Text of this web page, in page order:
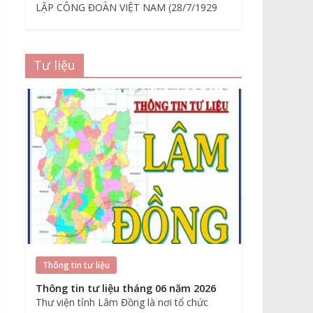
LẬP CÔNG ĐOÀN VIỆT NAM (28/7/1929
Tư liệu
Thông tin tư liệu
Thông tin tư liệu tháng 06 năm 2026
Thư viện tỉnh Lâm Đồng là nơi tổ chức